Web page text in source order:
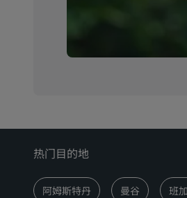
热门目的地
阿姆斯特丹 曼谷 班